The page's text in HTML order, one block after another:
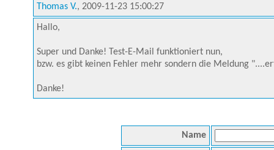
Thomas V., 2009-11-23 15:00:27
Hallo,
Super und Danke! Test-E-Mail funktioniert nun,
bzw. es gibt keinen Fehler mehr sondern die Meldung
Danke!
Name